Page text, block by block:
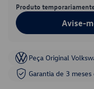
Produto
Avise-
Peça Original
Garantia de 3